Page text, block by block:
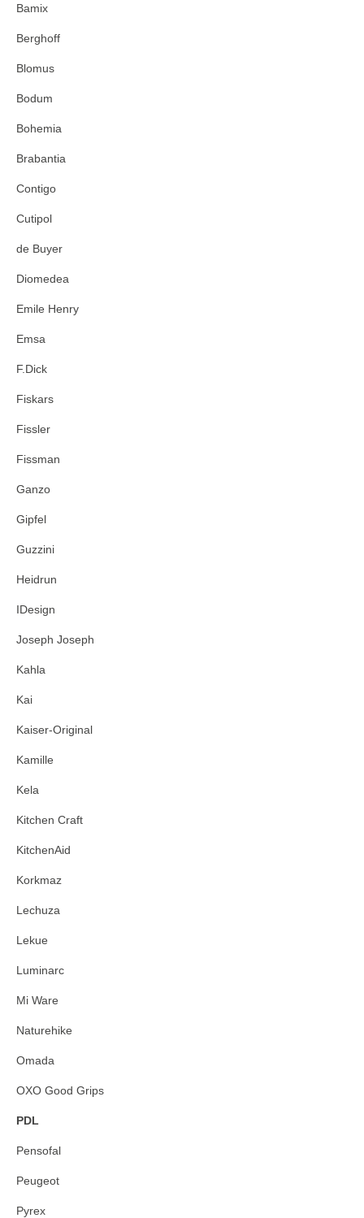
Bamix
Berghoff
Blomus
Bodum
Bohemia
Brabantia
Contigo
Cutipol
de Buyer
Diomedea
Emile Henry
Emsa
F.Dick
Fiskars
Fissler
Fissman
Ganzo
Gipfel
Guzzini
Heidrun
IDesign
Joseph Joseph
Kahla
Kai
Kaiser-Original
Kamille
Kela
Kitchen Craft
KitchenAid
Korkmaz
Lechuza
Lekue
Luminarc
Mi Ware
Naturehike
Omada
OXO Good Grips
PDL
Pensofal
Peugeot
Pyrex